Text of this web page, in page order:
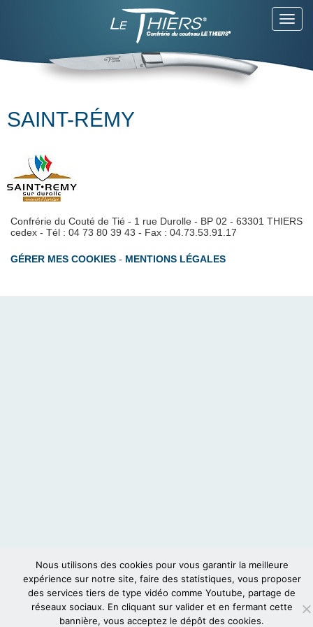
SAINT-RÉMY
Confrérie du Couté de Tié - 1 rue Durolle - BP 02 - 63301 THIERS
cedex - Tél : 04 73 80 39 43 - Fax : 04.73.53.91.17
GÉRER MES COOKIES - MENTIONS LÉGALES
Nous utilisons des cookies pour vous garantir la meilleure
expérience sur notre site, faire des statistiques, vous proposer
des services tiers de type vidéo comme Youtube, partage de
réseaux sociaux. En cliquant sur valider et en fermant cette
bannière, vous acceptez le dépôt des cookies.